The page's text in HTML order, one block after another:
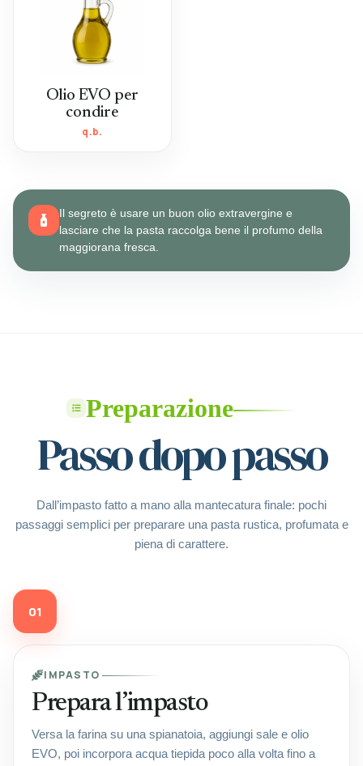
Olio EVO per
condire
q.b.
Il segreto è usare un buon olio extravergine e
lasciare che la pasta raccolga bene il profumo della
maggiorana fresca.
Preparazione
Passo dopo passo
Dall’impasto fatto a mano alla mantecatura finale: pochi
passaggi semplici per preparare una pasta rustica, profumata e
piena di carattere.
01
IMPASTO
Prepara l’impasto
Versa la farina su una spianatoia, aggiungi sale e olio
EVO, poi incorpora acqua tiepida poco alla volta fino a